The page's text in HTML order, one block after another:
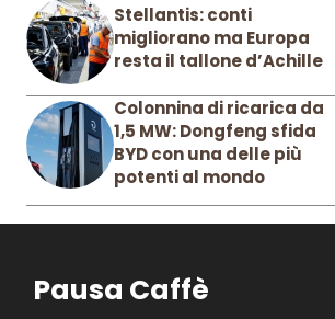
Stellantis: conti
migliorano ma Europa
resta il tallone d’Achille
Colonnina di ricarica da
1,5 MW: Dongfeng sfida
BYD con una delle più
potenti al mondo
Pausa Caffè